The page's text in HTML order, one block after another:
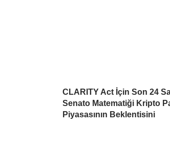
CLARITY Act İçin Son 24
Senato Matematiği Kripto
Piyasasının Beklentisini